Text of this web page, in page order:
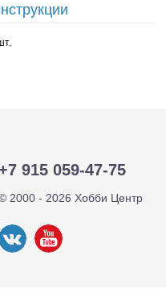
915 059-47-75
2000 - 2026 Хобби Центр